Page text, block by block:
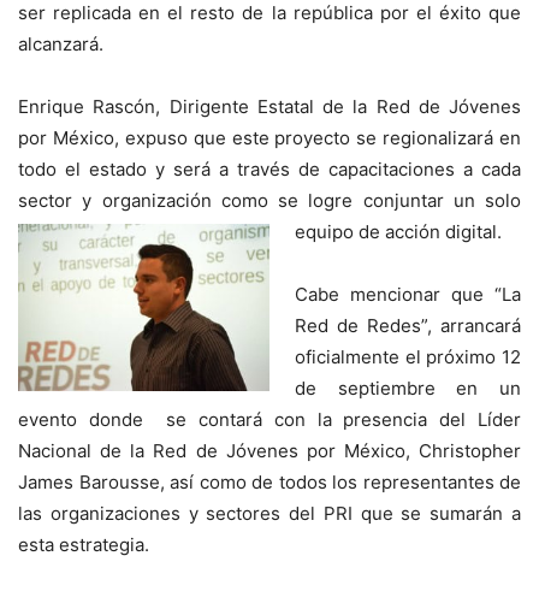
ser replicada en el resto de la república por el éxito que
alcanzará.
Enrique Rascón, Dirigente Estatal de la Red de Jóvenes
por México, expuso que este proyecto se regionalizará en
todo el estado y será a través de capacitaciones a cada
sector y organización como se logre conjuntar un solo
equipo de acción digital.
Cabe mencionar que “La
Red de Redes”, arrancará
oficialmente el próximo 12
de septiembre en un
evento donde se contará con la presencia del Líder
Nacional de la Red de Jóvenes por México, Christopher
James Barousse, así como de todos los representantes de
las organizaciones y sectores del PRI que se sumarán a
esta estrategia.